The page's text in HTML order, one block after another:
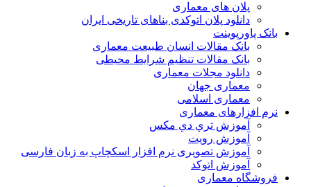
پلان های معماری
دانلود پلان اتوکدی بناهای تاریخی ایران
بانک پاورپوینت
بانک مقالات انسان طبیعت معماری
بانک مقالات تنظیم شرایط محیطی
دانلود مجلات معماری
معماری جهان
معماری اسلامی
نرم افزارهای معماری
آﻣﻮزش ﺗﺮي دي ﻣﮑﺲ
آموزش رویت
آموزش تصویری نرم افزار اسکچاپ به زبان فارسی
آموزش اتوکد
فروشگاه معماری